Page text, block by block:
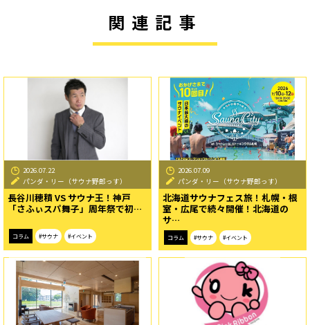
関連記事
2026.07.22
パンダ・リー（サウナ野郎っす）
長谷川穂積 VS サウナ王！神戸
「さふぃスパ舞子」周年祭で初…
コラム #サウナ #イベント
2026.07.09
パンダ・リー（サウナ野郎っす）
北海道サウナフェス旅！札幌・根
室・広尾で続々開催！北海道の
サ…
コラム #サウナ #イベント